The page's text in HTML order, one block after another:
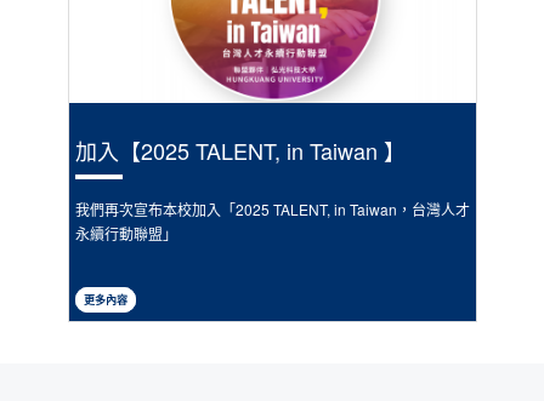
加入【2025 TALENT, in Taiwan 】
我們再次宣布本校加入「2025 TALENT, in Taiwan，台灣人才
永續行動聯盟」
更多內容